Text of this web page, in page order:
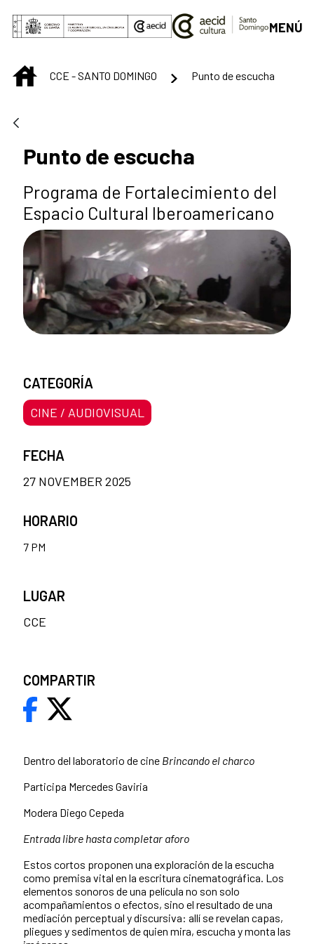
Saltar al contenido principal
MENÚ
INICIOCCE - SANTO DOMINGO Punto de escucha
Punto de escucha
Programa de Fortalecimiento del
Espacio Cultural Iberoamericano
Dentro del laboratorio de cine Brincando el charco
Participa Mercedes Gaviria
Modera Diego Cepeda
Entrada libre hasta completar aforo
Estos cortos proponen una exploración de la escucha
como premisa vital en la escritura cinematográfica. Los
elementos sonoros de una película no son solo
acompañamientos o efectos, sino el resultado de una
mediación perceptual y discursiva: allí se revelan capas,
pliegues y sedimentos de quien mira, escucha y monta las
CATEGORÍA
CINE / AUDIOVISUAL
FECHA
27 NOVEMBER 2025
HORARIO
7 PM
LUGAR
CCE
COMPARTIR